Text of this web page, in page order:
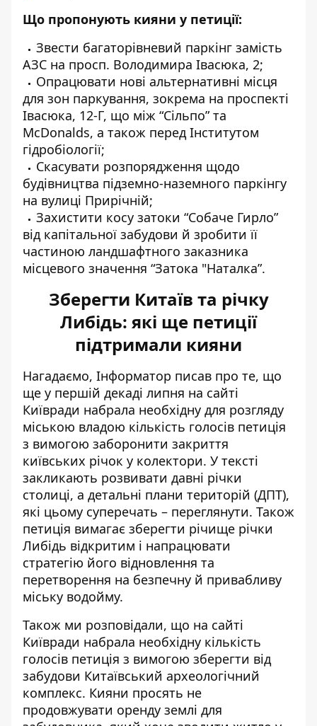
Що пропонують кияни у петиції:
Звести багаторівневий паркінг замість
АЗС на просп. Володимира Івасюка, 2;
Опрацювати нові альтернативні місця
для зон паркування, зокрема на проспекті
Івасюка, 12-Г, що між “Сільпо” та
McDonalds, а також перед Інститутом
гідробіології;
Скасувати розпорядження щодо
будівництва підземно-наземного паркінгу
на вулиці Прирічній;
Захистити косу затоки “Собаче Гирло”
від капітальної забудови й зробити її
частиною ландшафтного заказника
місцевого значення “Затока "Наталка”.
Зберегти Китаїв та річку
Либідь: які ще петиції
підтримали кияни
Нагадаємо, Інформатор писав про те, що
ще у першій декаді липня на сайті
Київради набрала необхідну для розгляду
міською владою кількість голосів петиція
з вимогою заборонити закриття
київських річок у колектори. У тексті
закликають розвивати давні річки
столиці, а детальні плани територій (ДПТ),
які цьому суперечать – переглянути. Також
петиція вимагає зберегти річище річки
Либідь відкритим і напрацювати
стратегію його відновлення та
перетворення на безпечну й привабливу
міську водойму.
Також ми розповідали, що на сайті
Київради набрала необхідну кількість
голосів петиція з вимогою зберегти від
забудови Китаївський археологічний
комплекс. Кияни просять не
продовжувати оренду землі для